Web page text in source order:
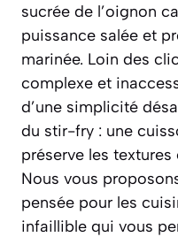
sucrée de l’oignon
puissance salée et
marinée. Loin des
complexe et
d’une simplicité
du stir-fry : une
préserve les
Nous vous
pensée pour les
infaillible qui vous